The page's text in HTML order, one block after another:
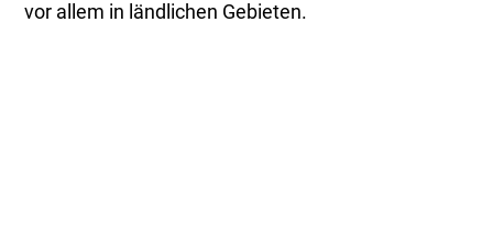
vor allem in ländlichen Gebieten.